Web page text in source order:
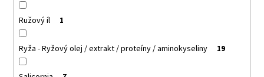
Ružový íl 1
Ryža - Ryžový olej / extrakt / proteíny / aminokyseliny 19